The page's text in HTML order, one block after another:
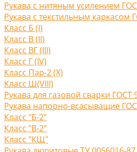
Рукава с нитяным усилением
Рукава с текстильным каркасом
Класс Б (I)
Класс В (II)
Класс ВГ (III)
Класс Г (IV)
Класс Пар-2 (X)
Класс Ш(VIII)
Рукава для газовой сварки ГОСТ
Рукава напорно-всасыващие
Класс "Б-2"
Класс "В-2"
Класс "КЩ"